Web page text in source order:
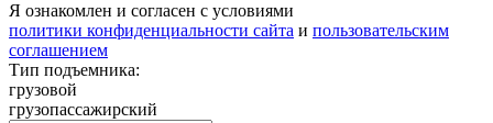
Я ознакомлен и согласен с условиями
политики конфиденциальности сайта и пользовательским
соглашением
Тип подъемника:
грузовой
грузопассажирский